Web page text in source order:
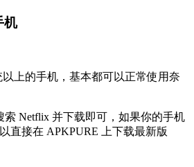
机
上的手机，基本都可以正常使用奈
索 Netflix 并下载即可，如果你的手机
直接在 APKPURE 上下载最新版